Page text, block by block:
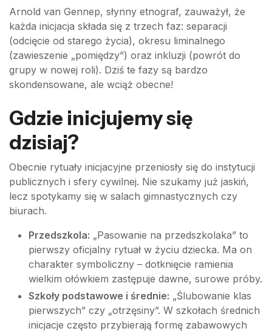
Arnold van Gennep, słynny etnograf, zauważył, że
każda inicjacja składa się z trzech faz: separacji
(odcięcie od starego życia), okresu liminalnego
(zawieszenie „pomiędzy”) oraz inkluzji (powrót do
grupy w nowej roli). Dziś te fazy są bardzo
skondensowane, ale wciąż obecne!
Gdzie inicjujemy się
dzisiaj?
Obecnie rytuały inicjacyjne przeniosły się do instytucji
publicznych i sfery cywilnej. Nie szukamy już jaskiń,
lecz spotykamy się w salach gimnastycznych czy
biurach.
Przedszkola: „Pasowanie na przedszkolaka” to
pierwszy oficjalny rytuał w życiu dziecka. Ma on
charakter symboliczny – dotknięcie ramienia
wielkim ołówkiem zastępuje dawne, surowe próby.
Szkoły podstawowe i średnie: „Ślubowanie klas
pierwszych” czy „otrzęsiny”. W szkołach średnich
inicjacje często przybierają formę zabawowych